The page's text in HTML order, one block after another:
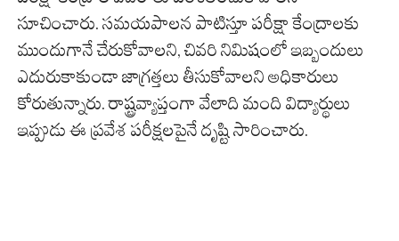
సూచించారు. సమయపాలన పాటిస్తూ పరీక్షా కేంద్రాలకు
ముందుగానే చేరుకోవాలని, చివరి నిమిషంలో ఇబ్బందులు
ఎదురుకాకుండా జాగ్రత్తలు తీసుకోవాలని అధికారులు
కోరుతున్నారు. రాష్ట్రవ్యాప్తంగా వేలాది మంది విద్యార్థులు
ఇప్పుడు ఈ ప్రవేశ పరీక్షలపైనే దృష్టి సారించారు.